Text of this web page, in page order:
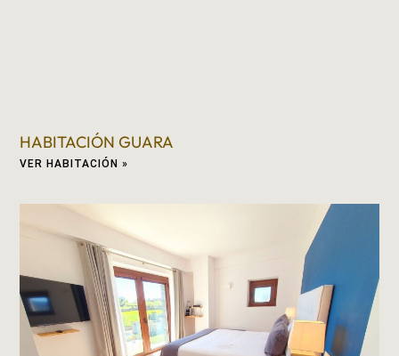
HABITACIÓN GUARA
VER HABITACIÓN »